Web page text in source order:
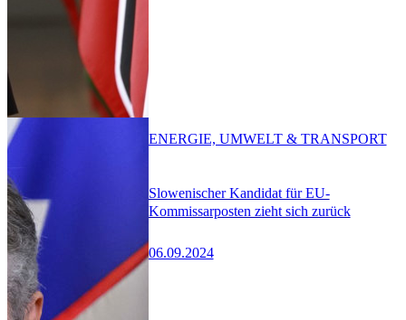
Slowenischer Kandidat für EU-
Kommissarposten zieht sich zurück
06.09.2024
ENERGIE, UMWELT & TRANSPORT